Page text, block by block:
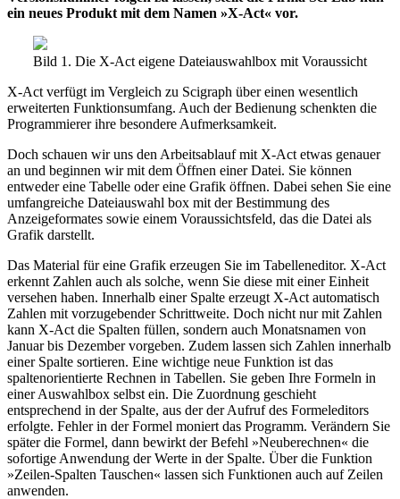
ein neues Produkt mit dem Namen »X-Act« vor.
Bild 1. Die X-Act eigene Dateiauswahlbox mit Voraussicht
X-Act verfügt im Vergleich zu Scigraph über einen wesentlich
erweiterten Funktionsumfang. Auch der Bedienung schenkten die
Programmierer ihre besondere Aufmerksamkeit.
Doch schauen wir uns den Arbeitsablauf mit X-Act etwas genauer
an und beginnen wir mit dem Öffnen einer Datei. Sie können
entweder eine Tabelle oder eine Grafik öffnen. Dabei sehen Sie eine
umfangreiche Dateiauswahl box mit der Bestimmung des
Anzeigeformates sowie einem Voraussichtsfeld, das die Datei als
Grafik darstellt.
Das Material für eine Grafik erzeugen Sie im Tabelleneditor. X-Act
erkennt Zahlen auch als solche, wenn Sie diese mit einer Einheit
versehen haben. Innerhalb einer Spalte erzeugt X-Act automatisch
Zahlen mit vorzugebender Schrittweite. Doch nicht nur mit Zahlen
kann X-Act die Spalten füllen, sondern auch Monatsnamen von
Januar bis Dezember vorgeben. Zudem lassen sich Zahlen innerhalb
einer Spalte sortieren. Eine wichtige neue Funktion ist das
spaltenorientierte Rechnen in Tabellen. Sie geben Ihre Formeln in
einer Auswahlbox selbst ein. Die Zuordnung geschieht
entsprechend in der Spalte, aus der der Aufruf des Formeleditors
erfolgte. Fehler in der Formel moniert das Programm. Verändern Sie
später die Formel, dann bewirkt der Befehl »Neuberechnen« die
sofortige Anwendung der Werte in der Spalte. Über die Funktion
»Zeilen-Spalten Tauschen« lassen sich Funktionen auch auf Zeilen
anwenden.